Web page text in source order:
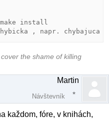
make install
the shame of killing
Martin
Návštevník
každom, fóre, v knihách,